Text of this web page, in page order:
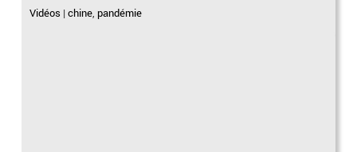
Vidéos |chine, pandémie